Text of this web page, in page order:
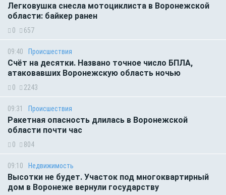
Легковушка снесла мотоциклиста в Воронежской
области: байкер ранен
0 657
09:40 Происшествия
Счёт на десятки. Названо точное число БПЛА,
атаковавших Воронежскую область ночью
0 2243
09:31 Происшествия
Ракетная опасность длилась в Воронежской
области почти час
0 804
09:10 Недвижимость
Высотки не будет. Участок под многоквартирный
дом в Воронеже вернули государству